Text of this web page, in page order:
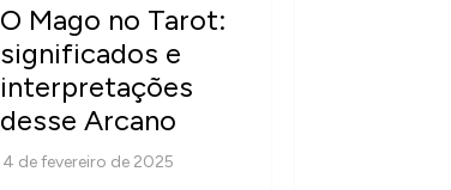
O Mago no Tarot:
significados e
interpretações
desse Arcano